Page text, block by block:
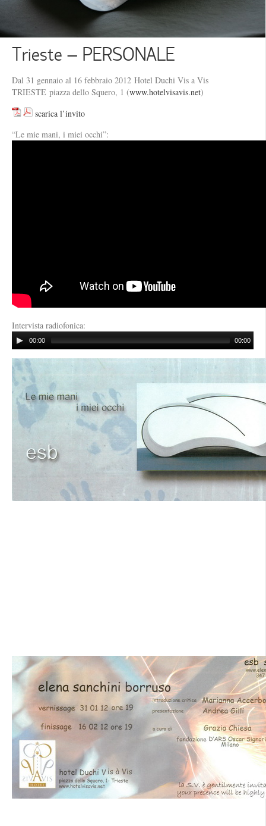
Trieste – PERSONALE
Dal 31 gennaio al 16 febbraio 2012 Hotel Duchi Vis a Vis
TRIESTE piazza dello Squero, 1 (www.hotelvisavis.net)
scarica l’invito
“Le mie mani, i miei occhi”:
Intervista radiofonica:
00:00 00:00